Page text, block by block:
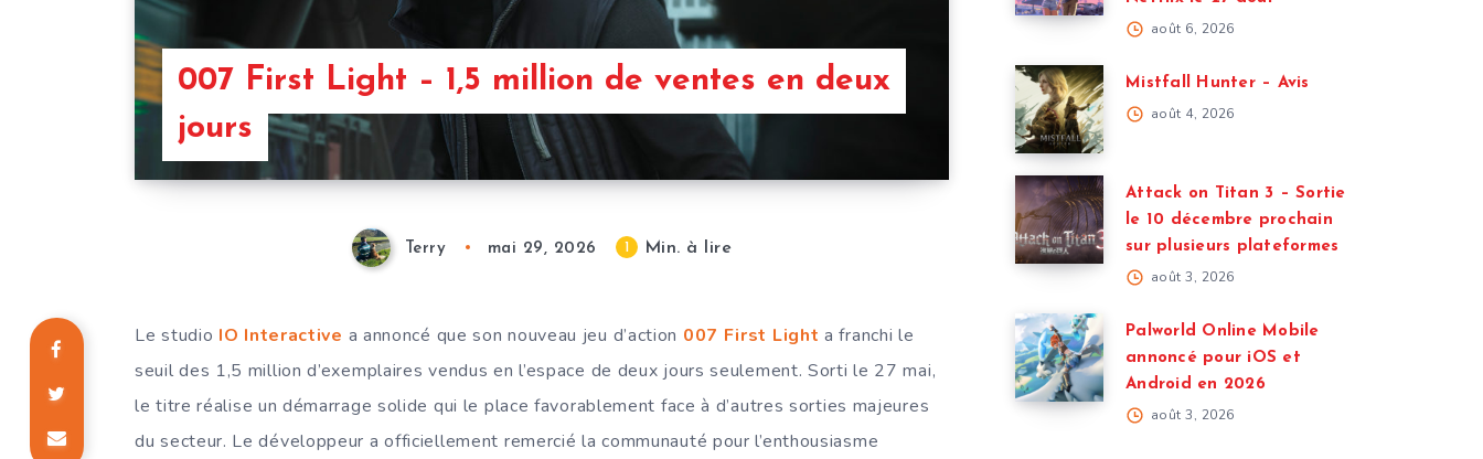
007 First Light – 1,5 million de ventes en deux
jours
Terry mai 29, 2026 1 Min. à lire
Le studio IO Interactive a annoncé que son nouveau jeu d’action 007 First Light a franchi le
seuil des 1,5 million d’exemplaires vendus en l’espace de deux jours seulement. Sorti le 27 mai,
le titre réalise un démarrage solide qui le place favorablement face à d’autres sorties majeures
du secteur. Le développeur a officiellement remercié la communauté pour l’enthousiasme
août 6, 2026
Mistfall Hunter – Avis
août 4, 2026
Attack on Titan 3 – Sortie
le 10 décembre prochain
sur plusieurs plateformes
août 3, 2026
Palworld Online Mobile
annoncé pour iOS et
Android en 2026
août 3, 2026